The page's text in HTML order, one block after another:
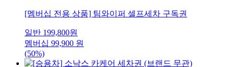
[멤버십 전용 상품] 팀와이퍼 셀프세차 구독권
일반 199,800원
멤버십 99,900 원
(50%)